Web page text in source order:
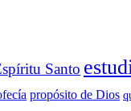
Santo
propósito de Dios